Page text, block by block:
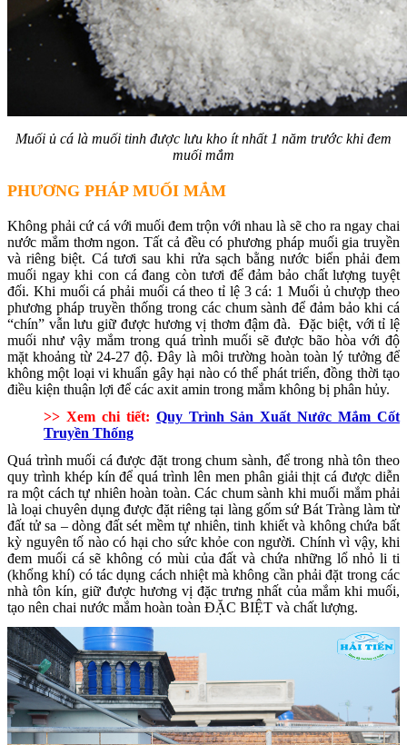
Muối ủ cá là muối tinh được lưu kho ít nhất 1 năm trước khi đem
muối mắm
PHƯƠNG PHÁP MUỐI MẮM
Không phải cứ cá với muối đem trộn với nhau là sẽ cho ra ngay chai
nước mắm thơm ngon. Tất cả đều có phương pháp muối gia truyền
và riêng biệt. Cá tươi sau khi rửa sạch bằng nước biển phải đem
muối ngay khi con cá đang còn tươi để đảm bảo chất lượng tuyệt
đối. Khi muối cá phải muối cá theo tỉ lệ 3 cá: 1 Muối ủ chượp theo
phương pháp truyền thống trong các chum sành để đảm bảo khi cá
“chín” vẫn lưu giữ được hương vị thơm đậm đà. Đặc biệt, với tỉ lệ
muối như vậy mắm trong quá trình muối sẽ được bão hòa với độ
mặt khoảng từ 24-27 độ. Đây là môi trường hoàn toàn lý tưởng để
không một loại vi khuẩn gây hại nào có thể phát triển, đồng thời tạo
điều kiện thuận lợi để các axit amin trong mắm không bị phân hủy.
>> Xem chi tiết: Quy Trình Sản Xuất Nước Mắm Cốt
Truyền Thống
Quá trình muối cá được đặt trong chum sành, để trong nhà tôn theo
quy trình khép kín để quá trình lên men phân giải thịt cá được diễn
ra một cách tự nhiên hoàn toàn. Các chum sành khi muối mắm phải
là loại chuyên dụng được đặt riêng tại làng gốm sứ Bát Tràng làm từ
đất tử sa – dòng đất sét mềm tự nhiên, tinh khiết và không chứa bất
kỳ nguyên tố nào có hại cho sức khỏe con người. Chính vì vậy, khi
đem muối cá sẽ không có mùi của đất và chứa những lổ nhỏ li ti
(khổng khí) có tác dụng cách nhiệt mà không cần phải đặt trong các
nhà tôn kín, giữ được hương vị đặc trưng nhất của mắm khi muối,
tạo nên chai nước mắm hoàn toàn ĐẶC BIỆT và chất lượng.